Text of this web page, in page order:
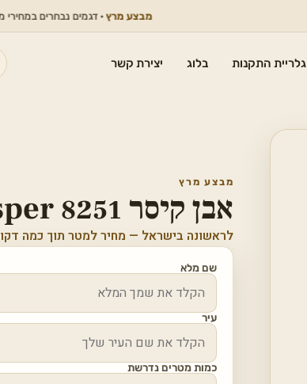
מבצע מרץ· דגמים נבחרים במחירי מבצע✦
גלריית התקנות בלוג יצירת קשר
מבצע מרץ
אבן קיסר 8251 Taj Whisper
לראשונה בישראל — מחיר למטר תוך כמה
שם מלא
עיר
כמות מטרים נדרשת